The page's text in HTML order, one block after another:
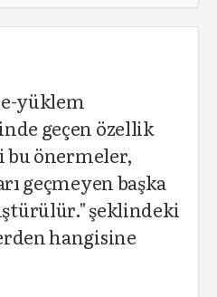
yüklem
geçen özellik
bu önermeler,
geçmeyen başka
şeklindeki
hangisine